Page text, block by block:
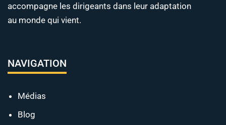
accompagne les dirigeants dans leur adaptation
au monde qui vient.
NAVIGATION
Médias
Blog